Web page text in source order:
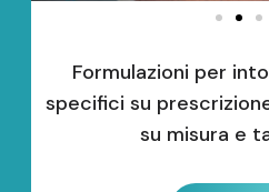
Formulazioni per
specifici su
su misura e